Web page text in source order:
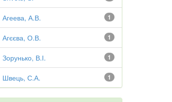
1
Агеева, А.В.
1
Агєєва, О.В.
1
Зорунько, В.І.
1
Швець, С.А.